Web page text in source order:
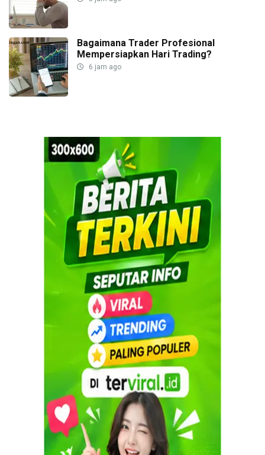
Bagaimana Trader Profesional
Mempersiapkan Hari Trading?
6 jam ago